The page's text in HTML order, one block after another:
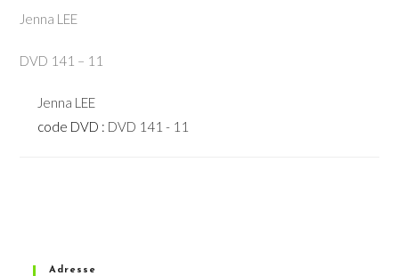
Jenna LEE
DVD 141 – 11
Jenna LEE
code DVD : DVD 141 - 11
Adresse